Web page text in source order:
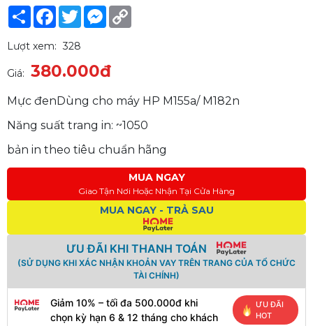
Share Facebook
TwitterMessenger
Lượt xem: 328
Giá: 380.000đ
Mực đenDùng cho máy HP M155a/ M182n
Năng suất trang in: ~1050
bản in theo tiêu chuẩn hãng
MUA NGAY
Giao Tận Nơi Hoặc Nhận Tại Cửa Hàng
MUA NGAY - TRẢ SAU
ƯU ĐÃI KHI THANH TOÁN
(SỬ DỤNG KHI XÁC NHẬN KHOẢN VAY TRÊN TRANG CỦA TỔ CHỨC
TÀI CHÍNH)
Giảm 10% – tối đa 500.000đ khi
chọn kỳ hạn 6 & 12 tháng cho khách
ƯU ĐÃI
HOT